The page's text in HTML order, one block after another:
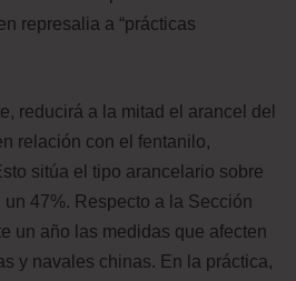
represalia a “prácticas
reducirá a la mitad el arancel del
relación con el fentanilo,
sitúa el tipo arancelario sobre
un 47%. Respecto a la Sección
un año las medidas que afecten
y navales chinas. En la práctica,